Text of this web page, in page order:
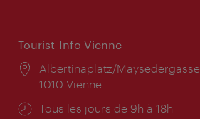
Tourist-Info Vienne
Lieu:
Albertinaplatz/Maysedergasse
1010 Vienne
Horaires
Tous les jours de 9h à 18h